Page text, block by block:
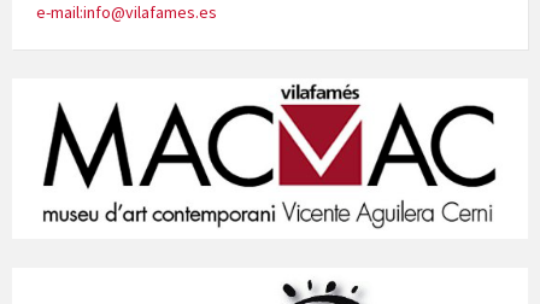
e-mail:info@vilafames.es